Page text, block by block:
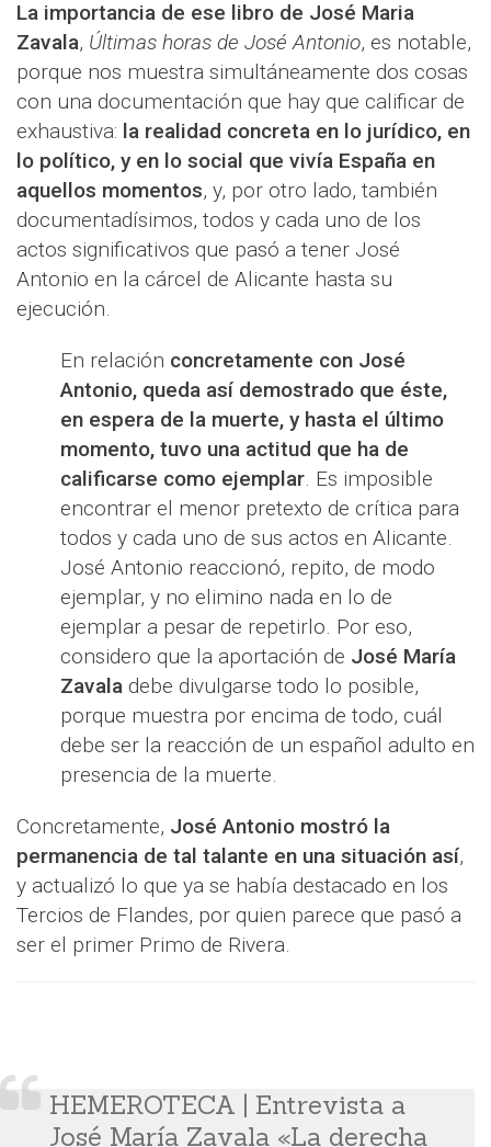
La importancia de ese libro de José Maria
Zavala, Últimas horas de José Antonio, es notable,
porque nos muestra simultáneamente dos cosas
con una documentación que hay que calificar de
exhaustiva: la realidad concreta en lo jurídico, en
lo político, y en lo social que vivía España en
aquellos momentos, y, por otro lado, también
documentadísimos, todos y cada uno de los
actos significativos que pasó a tener José
Antonio en la cárcel de Alicante hasta su
ejecución.
En relación concretamente con José
Antonio, queda así demostrado que éste,
en espera de la muerte, y hasta el último
momento, tuvo una actitud que ha de
calificarse como ejemplar. Es imposible
encontrar el menor pretexto de crítica para
todos y cada uno de sus actos en Alicante.
José Antonio reaccionó, repito, de modo
ejemplar, y no elimino nada en lo de
ejemplar a pesar de repetirlo. Por eso,
considero que la aportación de José María
Zavala debe divulgarse todo lo posible,
porque muestra por encima de todo, cuál
debe ser la reacción de un español adulto en
presencia de la muerte.
Concretamente, José Antonio mostró la
permanencia de tal talante en una situación así,
y actualizó lo que ya se había destacado en los
Tercios de Flandes, por quien parece que pasó a
ser el primer Primo de Rivera.
HEMEROTECA | Entrevista a
José María Zavala «La derecha